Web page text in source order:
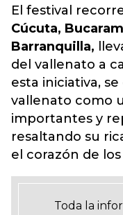
El festival
Cúcuta,
Barranquilla,
del vallenato a
esta iniciativa,
vallenato como
importantes y
resaltando su
el corazón de
Toda la